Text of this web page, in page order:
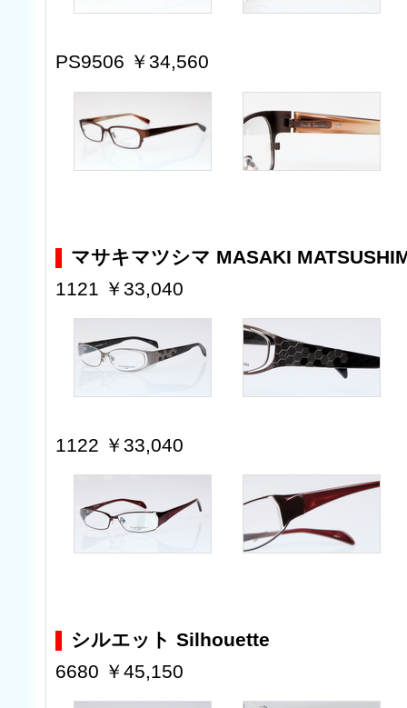
PS9506 ￥34,560
マサキマツシマ MASAKI
1121 ￥33,040
1122 ￥33,040
シルエット Silhouette
6680 ￥45,150